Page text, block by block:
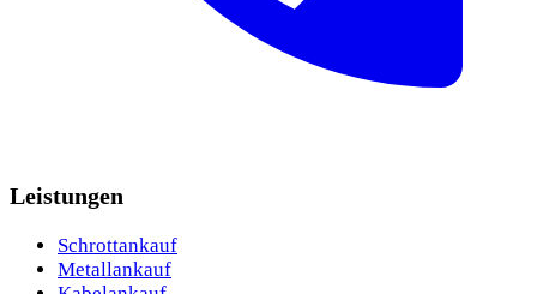
Leistungen
Schrottankauf
Metallankauf